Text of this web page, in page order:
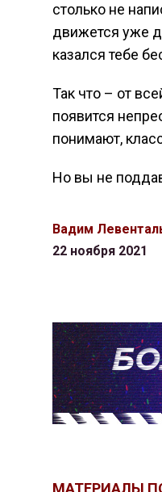
столько не
движется уже
казался тебе
Так что – от
появится
понимают,
Но вы не
Вадим
22 ноября 2021